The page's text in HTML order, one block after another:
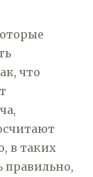
что
в таких
правильно,